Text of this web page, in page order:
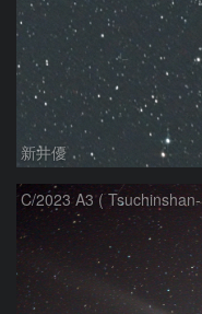
新井優
C/